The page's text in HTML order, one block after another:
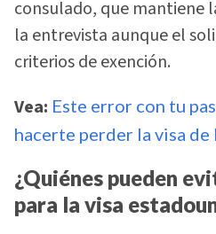
consulado, que mantiene
la entrevista aunque el
criterios de exención.
Vea: Este error con tu
hacerte perder la visa de
¿Quiénes pueden
para la visa